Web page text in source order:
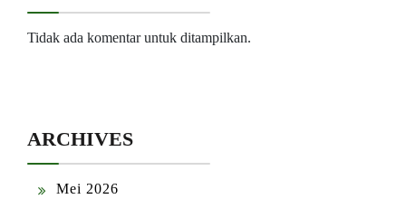
Tidak ada komentar untuk ditampilkan.
ARCHIVES
Mei 2026